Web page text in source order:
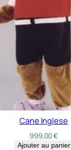
Cane Inglese
999,00€
Ajouter au panier